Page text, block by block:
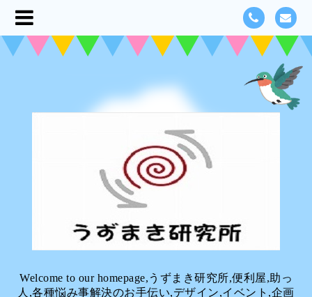
Welcome to our homepage,うずまき研究所,便利屋,助っ
人,各種悩み事解決のお手伝い,デザイン,イベント,企画